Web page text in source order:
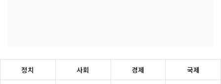
정치 사회 경제 국제